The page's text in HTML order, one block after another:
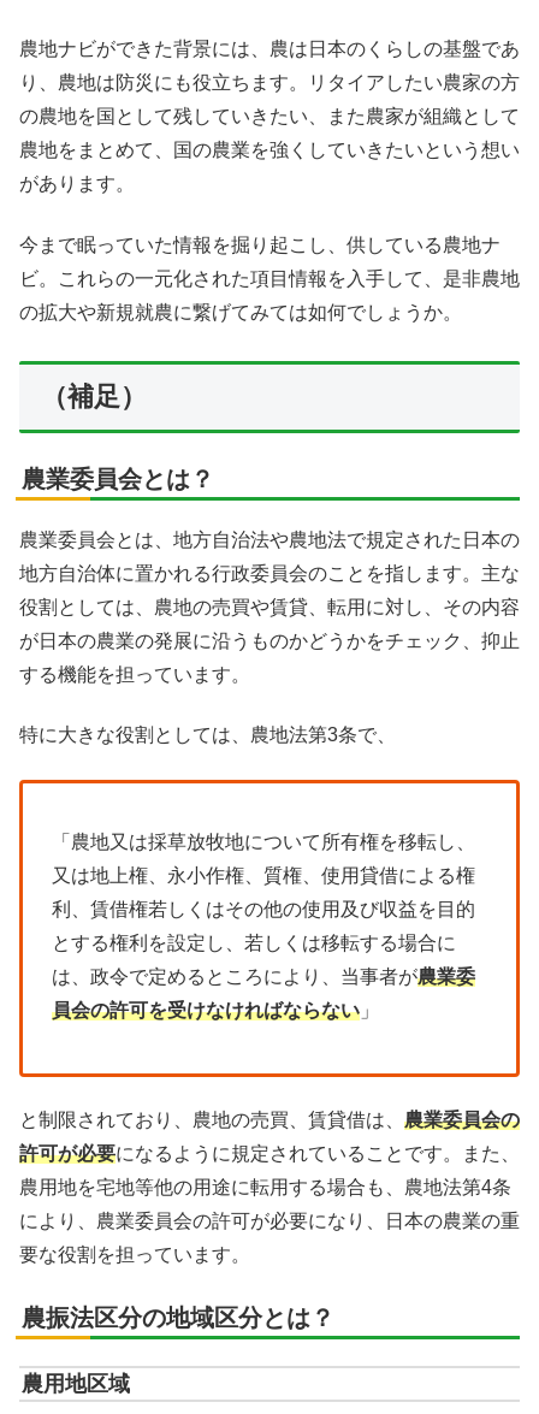
農地ナビができた背景には、農は日本のくらしの基盤であ
り、農地は防災にも役立ちます。リタイアしたい農家の方
の農地を国として残していきたい、また農家が組織として
農地をまとめて、国の農業を強くしていきたいという想い
があります。
今まで眠っていた情報を掘り起こし、供している農地ナ
ビ。これらの一元化された項目情報を入手して、是非農地
の拡大や新規就農に繋げてみては如何でしょうか。
（補足）
農業委員会とは？
農業委員会とは、地方自治法や農地法で規定された日本の
地方自治体に置かれる行政委員会のことを指します。主な
役割としては、農地の売買や賃貸、転用に対し、その内容
が日本の農業の発展に沿うものかどうかをチェック、抑止
する機能を担っています。
特に大きな役割としては、農地法第3条で、
「農地又は採草放牧地について所有権を移転し、
又は地上権、永小作権、質権、使用貸借による権
利、賃借権若しくはその他の使用及び収益を目的
とする権利を設定し、若しくは移転する場合に
は、政令で定めるところにより、当事者が農業委
員会の許可を受けなければならない 」
と制限されており、農地の売買、賃貸借は、 農業委員会の
許可が必要になるように規定されていることです。また、
農用地を宅地等他の用途に転用する場合も、農地法第4条
により、農業委員会の許可が必要になり、日本の農業の重
要な役割を担っています。
農振法区分の地域区分とは？
農用地区域